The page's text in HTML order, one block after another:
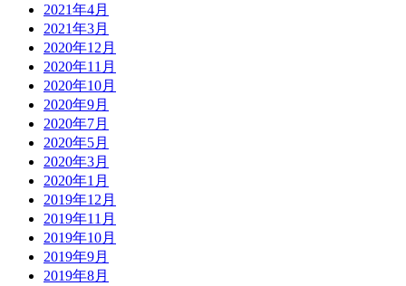
2021年4月
2021年3月
2020年12月
2020年11月
2020年10月
2020年9月
2020年7月
2020年5月
2020年3月
2020年1月
2019年12月
2019年11月
2019年10月
2019年9月
2019年8月